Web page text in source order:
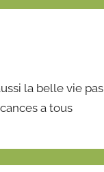
la belle vie
a tous